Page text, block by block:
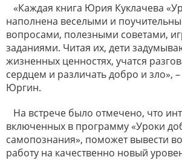
«Каждая книга Юрия Куклачева
наполнена веселыми и
вопросами, полезными советами,
заданиями. Читая их, дети
жизненных ценностях, учатся
сердцем и различать добро и зло»,
Юргин.
На встрече было отмечено, что
включенных в программу «Уроки
самопознания», поможет вывести
работу на качественно новый